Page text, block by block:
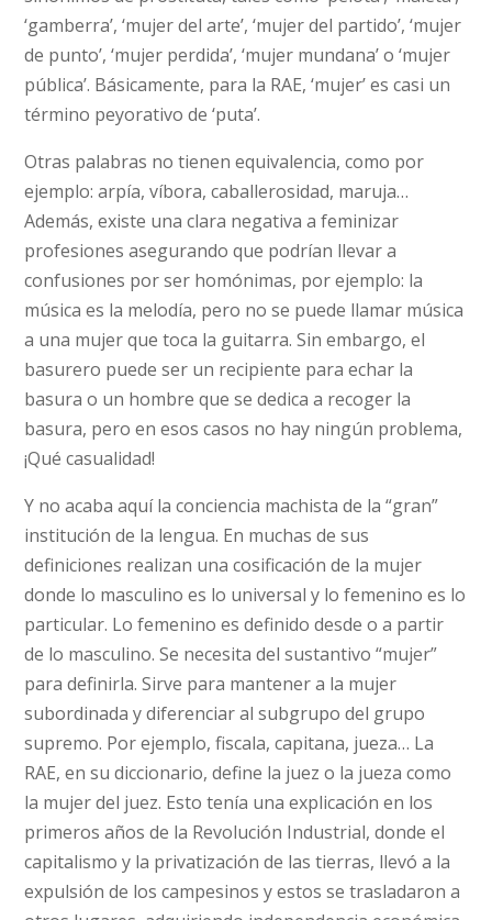
‘gamberra’, ‘mujer del arte’, ‘mujer del partido’, ‘mujer
de punto’, ‘mujer perdida’, ‘mujer mundana’ o ‘mujer
pública’. Básicamente, para la RAE, ‘mujer’ es casi un
término peyorativo de ‘puta’.
Otras palabras no tienen equivalencia, como por
ejemplo: arpía, víbora, caballerosidad, maruja…
Además, existe una clara negativa a feminizar
profesiones asegurando que podrían llevar a
confusiones por ser homónimas, por ejemplo: la
música es la melodía, pero no se puede llamar música
a una mujer que toca la guitarra. Sin embargo, el
basurero puede ser un recipiente para echar la
basura o un hombre que se dedica a recoger la
basura, pero en esos casos no hay ningún problema,
¡Qué casualidad!
Y no acaba aquí la conciencia machista de la “gran”
institución de la lengua. En muchas de sus
definiciones realizan una cosificación de la mujer
donde lo masculino es lo universal y lo femenino es lo
particular. Lo femenino es definido desde o a partir
de lo masculino. Se necesita del sustantivo “mujer”
para definirla. Sirve para mantener a la mujer
subordinada y diferenciar al subgrupo del grupo
supremo. Por ejemplo, fiscala, capitana, jueza… La
RAE, en su diccionario, define la juez o la jueza como
la mujer del juez. Esto tenía una explicación en los
primeros años de la Revolución Industrial, donde el
capitalismo y la privatización de las tierras, llevó a la
expulsión de los campesinos y estos se trasladaron a